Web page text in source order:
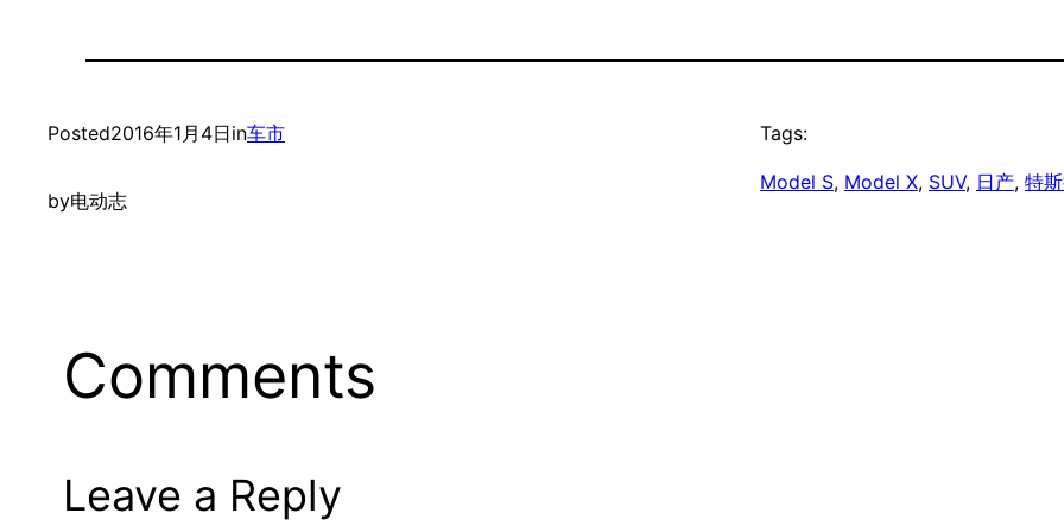
Posted2016年1月4日in车市
by电动志
Tags:
Model S, Model X, SUV, 日产, 特
Comments
Leave a Reply